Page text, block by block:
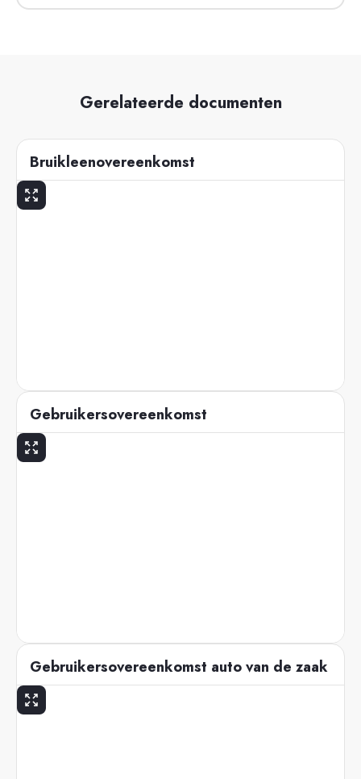
Gerelateerde documenten
Bruikleenovereenkomst
Gebruikersovereenkomst
Gebruikersovereenkomst auto van de zaak